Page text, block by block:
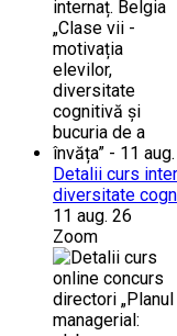
Detalii curs
diversitate
11 aug. 26
Zoom